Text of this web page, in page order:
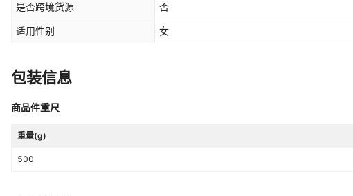
是否跨境货源 否
适用性别 女
包装信息
商品件重尺
重量(g)
500